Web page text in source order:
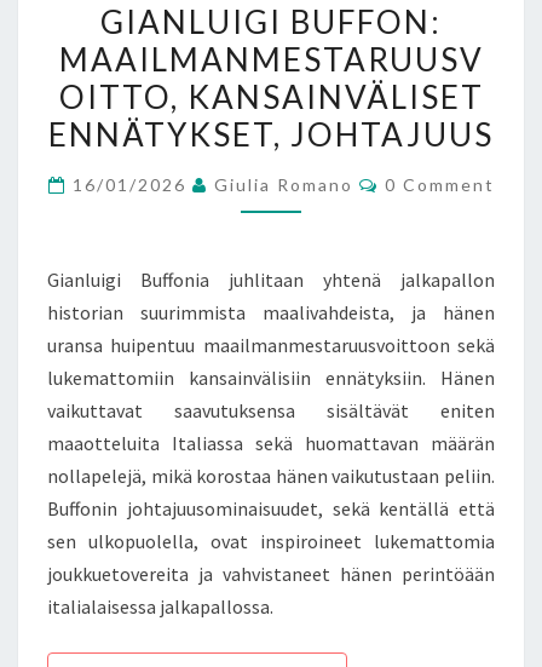
BUFFON:
KANSAINVÄLISET
ENNÄTYKSET,
JOHTAJUUS
GIANLUIGI BUFFON:
MAAILMANMESTARUUSV
OITTO, KANSAINVÄLISET
ENNÄTYKSET, JOHTAJUUS
16/01/2026 Giulia Romano Comments
0 Comment
Gianluigi Buffonia juhlitaan yhtenä jalkapallon
historian suurimmista maalivahdeista, ja hänen
uransa huipentuu maailmanmestaruusvoittoon sekä
lukemattomiin kansainvälisiin ennätyksiin. Hänen
vaikuttavat saavutuksensa sisältävät eniten
maaotteluita Italiassa sekä huomattavan määrän
nollapelejä, mikä korostaa hänen vaikutustaan peliin.
Buffonin johtajuusominaisuudet, sekä kentällä että
sen ulkopuolella, ovat inspiroineet lukemattomia
joukkuetovereita ja vahvistaneet hänen perintöään
italialaisessa jalkapallossa.